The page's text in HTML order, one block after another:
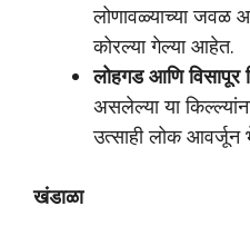
लोणावळ्याच्या जवळ
कोरल्या गेल्या आहेत.
लोहगड आणि विसापूर
असलेल्या या
उत्साही लोक आवर्जून
खंडाळा